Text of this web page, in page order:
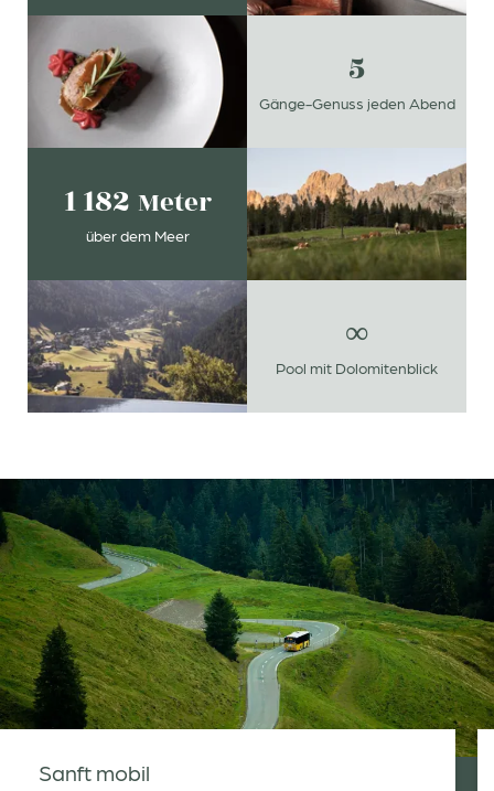
5
Gänge-Genuss jeden Abend
1 182 Meter
über dem Meer
∞
Pool mit Dolomitenblick
Sanft mobil
Newsletteranmeldung
Anrede
Familie Herr
Vorname Nachname*
Einwilligung Marketing*
*Pflichtfelder